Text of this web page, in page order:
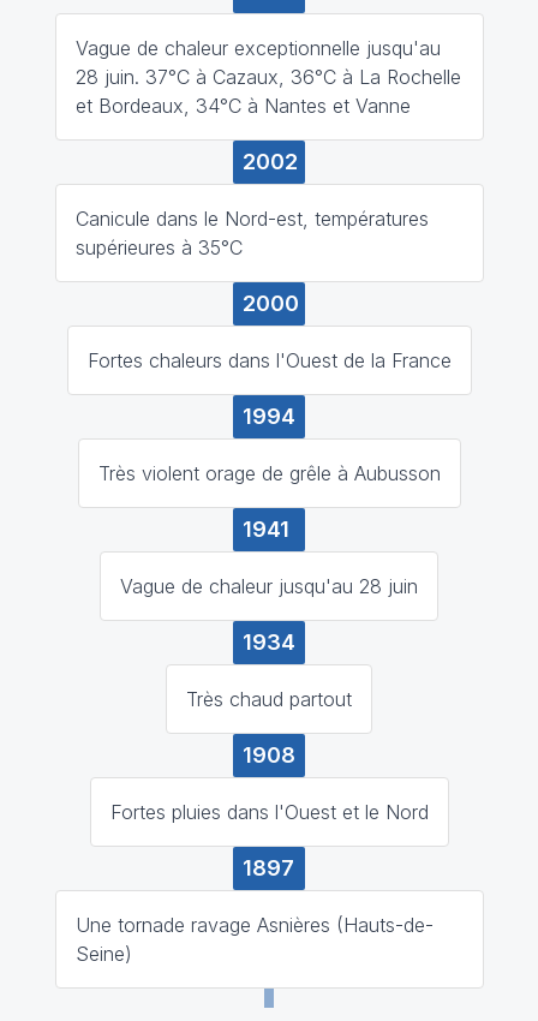
Vague de chaleur exceptionnelle jusqu'au
28 juin. 37°C à Cazaux, 36°C à La Rochelle
et Bordeaux, 34°C à Nantes et Vanne
2002
Canicule dans le Nord-est, températures
supérieures à 35°C
2000
Fortes chaleurs dans l'Ouest de la France
1994
Très violent orage de grêle à Aubusson
1941
Vague de chaleur jusqu'au 28 juin
1934
Très chaud partout
1908
Fortes pluies dans l'Ouest et le Nord
1897
Une tornade ravage Asnières (Hauts-de-
Seine)